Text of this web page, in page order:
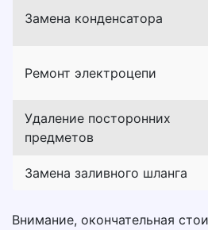
Замена конденсатора
Ремонт электроцепи
Удаление посторонних
предметов
Замена заливного шланга
Внимание, окончательная